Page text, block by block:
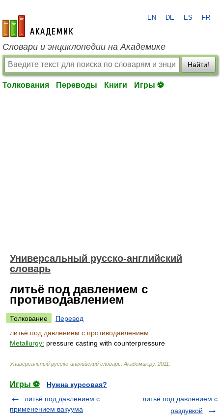
academic.ru
EN DE ES FR
Словари и энциклопедии на Академике
Найти!
Толкования Переводы Книги Игры ⚽
Универсальный русско-английский
словарь
литьё под давлением с
противодавлением
Толкование
Перевод
литьё под давлением с противодавлением
Metallurgy: pressure casting with counterpressure
Универсальный русско-английский словарь Академик.ру. 2011
Игры ⚽
Нужна курсовая?
литьё под давлением с
применением вакуума
литьё под давлением с
раздувкой